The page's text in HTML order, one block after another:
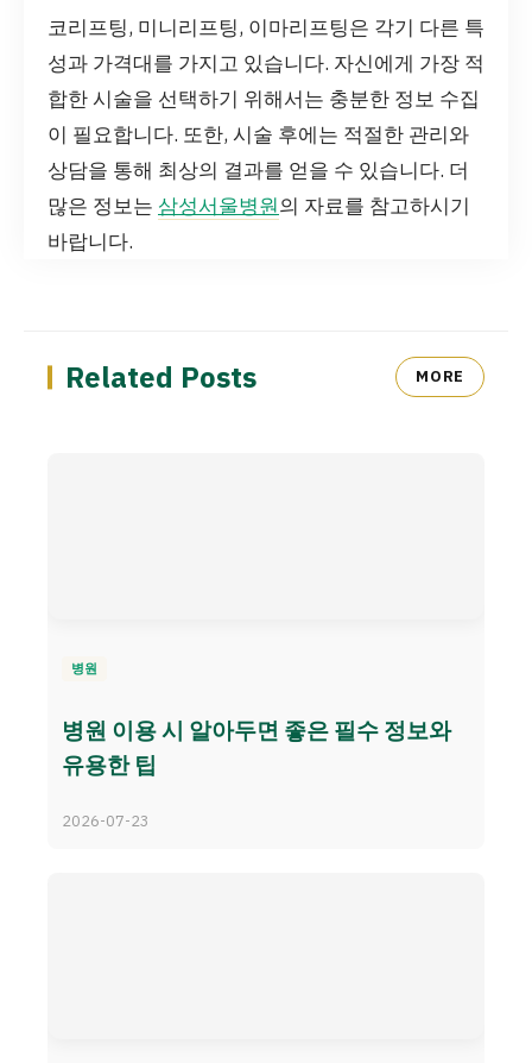
코리프팅, 미니리프팅, 이마리프팅은 각기 다른 특
성과 가격대를 가지고 있습니다. 자신에게 가장 적
합한 시술을 선택하기 위해서는 충분한 정보 수집
이 필요합니다. 또한, 시술 후에는 적절한 관리와
상담을 통해 최상의 결과를 얻을 수 있습니다. 더
많은 정보는 삼성서울병원의 자료를 참고하시기
바랍니다.
Related Posts MORE
병원
병원 이용 시 알아두면 좋은 필수 정보와
유용한 팁
2026-07-23